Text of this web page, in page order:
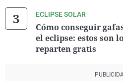
ECLIPSE SOLAR
Cómo conseguir
el eclipse: estos son
reparten gratis